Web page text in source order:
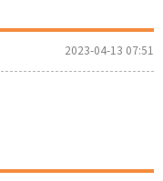
2023-04-13 07:51